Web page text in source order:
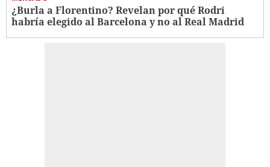
¿Burla a Florentino? Revelan por qué Rodri
habría elegido al Barcelona y no al Real Madrid